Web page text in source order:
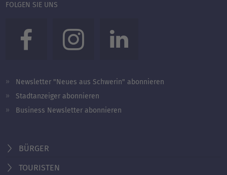
FOLGEN SIE UNS
Newsletter "Neues aus Schwerin" abonnieren
Stadtanzeiger abonnieren
Business Newsletter abonnieren
BÜRGER
TOURISTEN